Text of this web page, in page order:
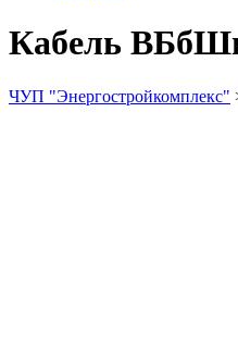
Кабель
ЧУП "Энергостройкомплекс"